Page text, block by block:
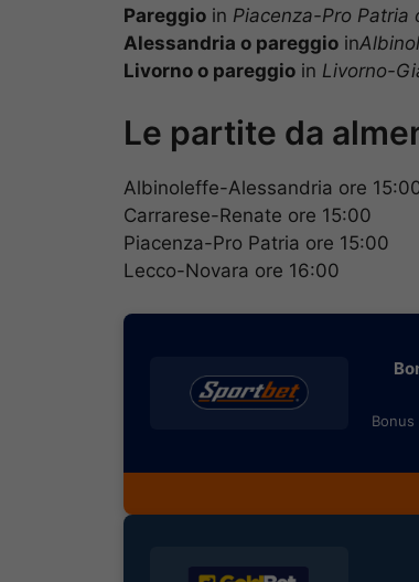
Pareggio in Piacenza-Pro Patria
Alessandria o pareggio in
Livorno o pareggio in Livorno-
Le partite da
Albinoleffe-Alessandria ore
Carrarese-Renate ore 15:00
Piacenza-Pro Patria ore 15:00
Lecco-Novara ore 16:00